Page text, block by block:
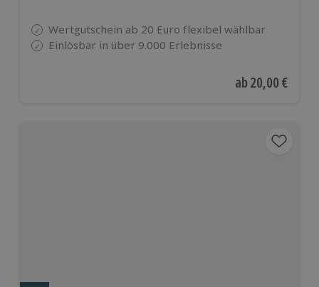
Wertgutschein ab 20 Euro flexibel wählbar
Einlösbar in über 9.000 Erlebnisse
Aktueller Preis
ab20,00 €